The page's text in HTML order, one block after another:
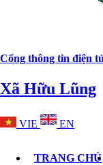
Cổng thông tin điện
Xã Hữu Lũng
VIE EN
TRANG CHỦ